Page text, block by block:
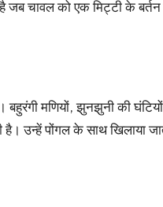
जब चावल को एक मिट्टी के
बहुरंगी मणियों, झुनझुनी की
उन्हें पोंगल के साथ खिलाया